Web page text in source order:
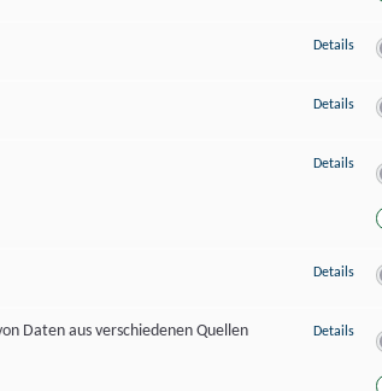
Details zu
Details zu
Details zu
Details zu
Daten aus verschiedenen Quellen
Details zu